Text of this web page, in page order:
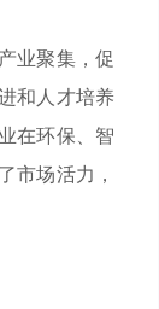
业聚集，促
和人才培养
在环保、智
市场活力，